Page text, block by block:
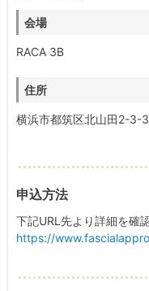
会場
RACA 3B
住所
横浜市都筑区北山田2-3-3
申込方法
下記URL先より詳細を確
https://